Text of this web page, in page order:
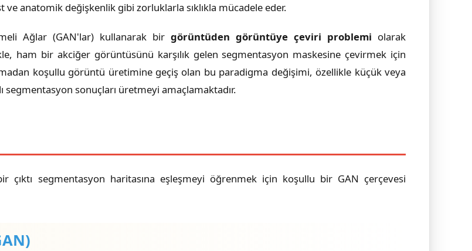
anatomik değişkenlik gibi zorluklarla sıklıkla mücadele eder.
Ağlar (GAN'lar) kullanarak bir görüntüden görüntüye çeviri problemi olarak
ham bir akciğer görüntüsünü karşılık gelen segmentasyon maskesine çevirmek için
koşullu görüntü üretimine geçiş olan bu paradigma değişimi, özellikle küçük veya
sonuçları üretmeyi amaçlamaktadır.
segmentasyon haritasına eşleşmeyi öğrenmek için koşullu bir GAN çerçevesi